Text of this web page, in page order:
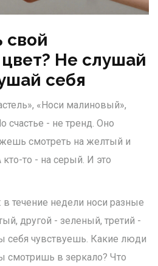
свой
Не слушай
себя
«Носи малиновый»,
счастье - не тренд. Оно
смотреть на желтый и
кто-то - на серый. И это
в течение недели носи разные
другой - зеленый, третий -
себя чувствуешь. Какие люди
смотришь в зеркало? Что